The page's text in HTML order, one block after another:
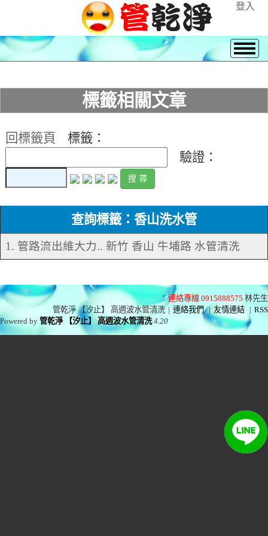
登入
標籤相關文章
回標籤頁
標籤：
驗證：
查詢標籤：香山洗水管
1. 管路流出維大力.. 新竹 香山 牛埔路 水管清洗
連絡專線 0915888575 林先生
管乾淨 【汐止】 高週波水管清洗 | 連絡我們 | 友情連結 | RSS
Powered by管乾淨 【汐止】 高週波水管清洗 4.20